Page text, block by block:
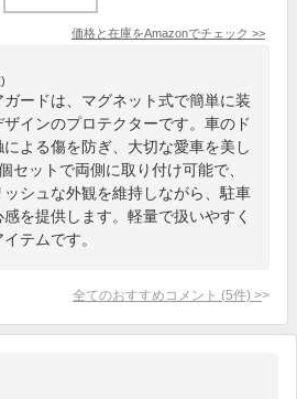
価格と在庫をAmazonでチェック >>
ードは、マグネット式で簡単に装
インのプロテクターです。車のド
よる傷を防ぎ、大切な愛車を美し
セットで両側に取り付け可能で、
シュな外観を維持しながら、駐車
を提供します。軽量で扱いやすく
テムです。
全てのおすすめコメント (5件) >